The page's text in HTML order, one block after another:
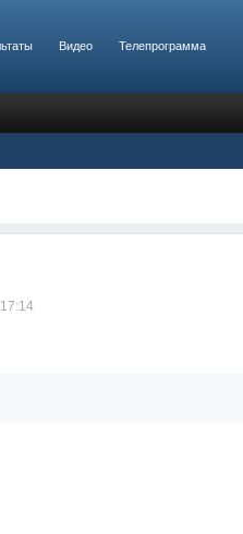
Видео
Телепрограмма